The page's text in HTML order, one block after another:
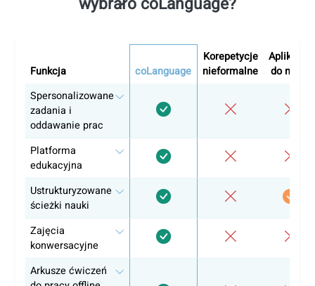
Mówienie często bywa najtrudniejszą częścią — nie z
słownictwa, lecz z powodu problemów ze strukturą i
egzaminacyjnym.
Wskazówki na poprawę płynności ustnej
Dołącz do internetowych spotkań po polsku (lub grup
konwersacyjnych).
Ćwicz ztimerem (trenuj tempo).
Nagraj się i zanotuj powtarzające się błędy.
Uzyskaj feedback odnative speakerówlub lektorów
ukierunkowanych na egzamin.
Nie dąż do perfekcji — celuj w